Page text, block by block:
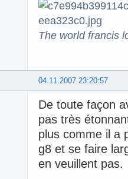
The world francis
04.11.2007 23:20:57
De toute façon
pas très
plus comme il a
g8 et se faire
en veuillent pas.